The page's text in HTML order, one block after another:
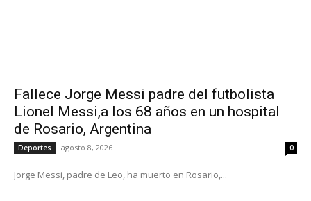
Fallece Jorge Messi padre del futbolista
Lionel Messi,a los 68 años en un hospital
de Rosario, Argentina
Deportes agosto 8, 2026 0
Jorge Messi, padre de Leo, ha muerto en Rosario,...